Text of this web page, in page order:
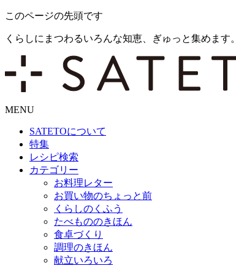
このページの先頭です
くらしにまつわるいろんな知恵、ぎゅっと集めます。
MENU
SATETOについて
特集
レシピ検索
カテゴリー
お料理レター
お買い物のちょっと前
くらしのくふう
たべもののきほん
食卓づくり
調理のきほん
献立いろいろ